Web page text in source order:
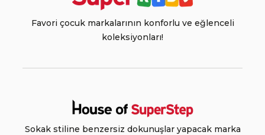
Favori çocuk markalarının konforlu ve eğlenceli
koleksiyonları!
Sokak stiline benzersiz dokunuşlar yapacak marka